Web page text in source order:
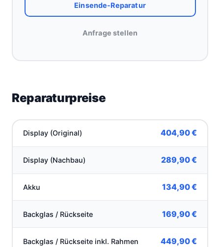
Einsende-Reparatur
Anfrage stellen
Reparaturpreise
Display (Original) 404,90 €
Display (Nachbau) 289,90 €
Akku 134,90 €
Backglas / Rückseite 169,90 €
Backglas / Rückseite inkl. Rahmen 449,90 €